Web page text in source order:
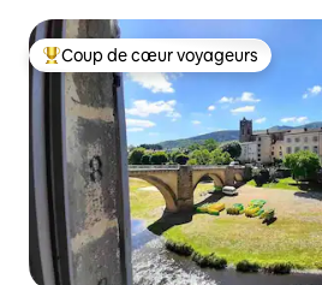
Coups de cœur voyageurs les plus
Coup de cœur voyageurs